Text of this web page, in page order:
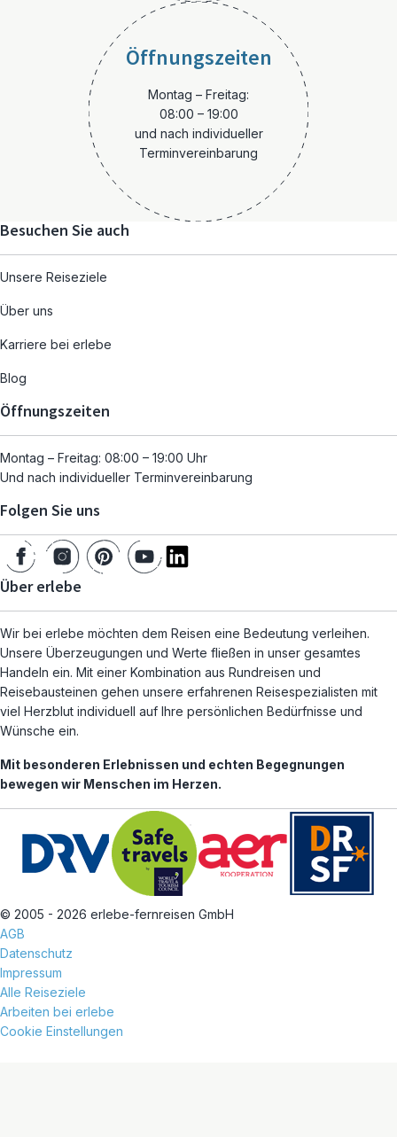
Öffnungszeiten
Montag – Freitag:
08:00 – 19:00
und nach individueller
Terminvereinbarung
Besuchen Sie auch
Unsere Reiseziele
Über uns
Karriere bei erlebe
Blog
Öffnungszeiten
Montag – Freitag: 08:00 – 19:00 Uhr
Und nach individueller Terminvereinbarung
Folgen Sie uns
Über erlebe
Wir bei erlebe möchten dem Reisen eine Bedeutung verleihen.
Unsere Überzeugungen und Werte fließen in unser gesamtes
Handeln ein. Mit einer Kombination aus Rundreisen und
Reisebausteinen gehen unsere erfahrenen Reisespezialisten mit
viel Herzblut individuell auf Ihre persönlichen Bedürfnisse und
Wünsche ein.
Mit besonderen Erlebnissen und echten Begegnungen
bewegen wir Menschen im Herzen.
© 2005 - 2026 erlebe-fernreisen GmbH
AGB
Datenschutz
Impressum
Alle Reiseziele
Arbeiten bei erlebe
Cookie Einstellungen